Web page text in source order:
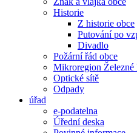
Historie
Z historie obce
Putování po
Divadlo
Požární řád obce
Mikroregion Železné
Optické sítě
Odpady
úřad
e-podatelna
Úřední deska